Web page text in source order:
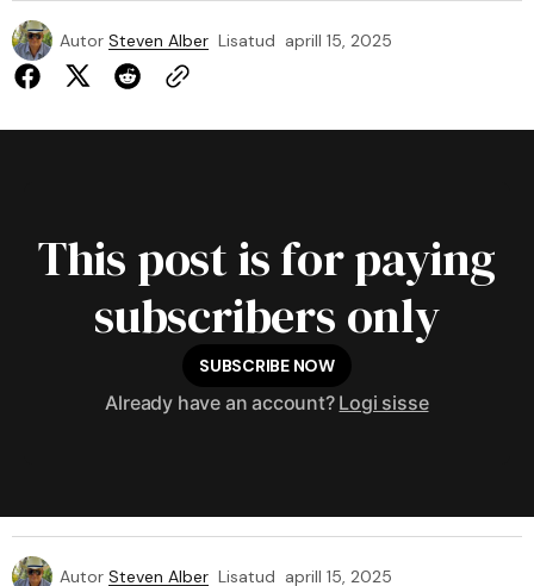
Autor Steven Alber Lisatud aprill 15, 2025
This post is for paying
subscribers only
SUBSCRIBE NOW
Already have an account? Logi sisse
Autor Steven Alber Lisatud aprill 15, 2025